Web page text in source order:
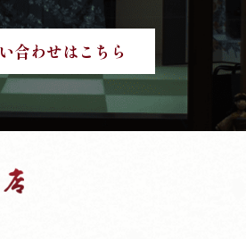
合わせはこちら